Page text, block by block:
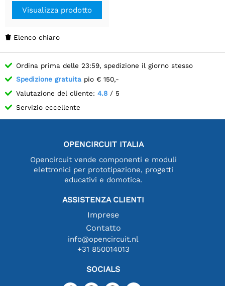
Visualizza prodotto
 Elenco chiaro
Ordina prima delle 23:59, spedizione il giorno stesso
Spedizione gratuita pio € 150,-
Valutazione del cliente: 4.8 / 5
Servizio eccellente
OPENCIRCUIT ITALIA
Opencircuit vende componenti e moduli
elettronici per prototipazione, progetti
educativi e domotica.
ASSISTENZA CLIENTI
Imprese
Contatto
info@opencircuit.nl
+31 850014013
SOCIALS